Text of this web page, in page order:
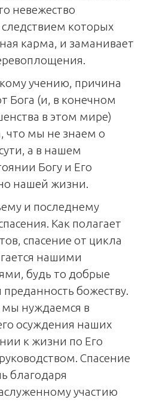
невежество
которых
карма, и заманивает
учению, причина
Бога (и, в конечном
в этом мире)
что мы не знаем о
а в нашем
Богу и Его
нашей жизни.
и последнему
Как полагает
спасение от цикла
нашими
будь то добрые
божеству.
нуждаемся в
осуждения наших
к жизни по Его
Спасение
благодаря
участию